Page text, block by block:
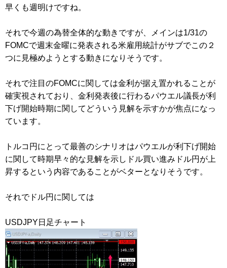
早くも週明けですね。
それで今週の為替全体的な動きですが、メインは1/31の
FOMCで週末金曜に発表される米雇用統計がサブでこの２
つに見極めようとする動きになりそうです。
それで注目のFOMCに関しては金利が据え置かれることが
確実視されており、金利発表後に行わるパウエル議長が利
下げ開始時期に関してどういう見解を示すかが焦点になっ
ています。
トルコ円にとって最善のシナリオはパウエルが利下げ開始
に関して時期早々的な見解を示しドル買い進みドル円が上
昇するという内容であることがベターとなりそうです。
それでドル円に関しては
USDJPY日足チャート